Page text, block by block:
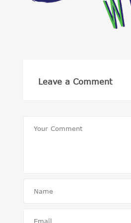
Leave a Comment